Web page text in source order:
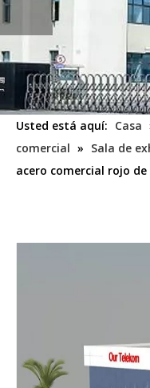
Usted está aquí: Casa
comercial » Sala de
acero comercial rojo